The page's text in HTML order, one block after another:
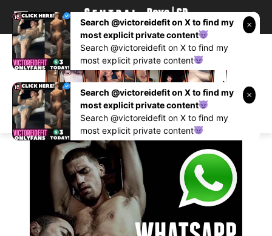
Search @victoreidefit on X to find my
most explicit private content
Search @victoreidefit on X to find my
most explicit private content
Search @victoreidefit on X to find my
most explicit private content
Search @victoreidefit on X to find my
most explicit private content